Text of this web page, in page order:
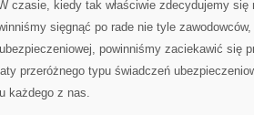
czasie, kiedy tak właściwie zdecydujemy się
sięgnąć po rade nie tyle
powinniśmy zaciekawić się
przeróżnego typu świadczeń
każdego z nas.